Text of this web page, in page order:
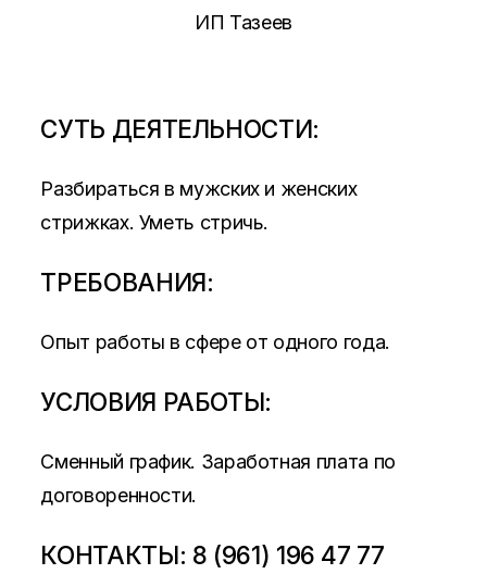
ИП Тазеев
СУТЬ ДЕЯТЕЛЬНОСТИ:
Разбираться в мужских и женских
стрижках. Уметь стричь.
ТРЕБОВАНИЯ:
Опыт работы в сфере от одного года.
УСЛОВИЯ РАБОТЫ:
Сменный график. Заработная плата по
договоренности.
КОНТАКТЫ: 8 (961) 196 47 77